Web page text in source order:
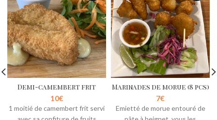
Demi-camembert frit
10€
1 moitié de camembert frit servi
Marinades de morue (8 pcs)
7€
Emietté de morue entouré de